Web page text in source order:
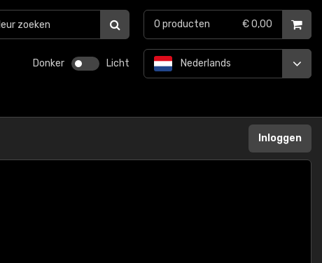
Donker Licht Nederlands
0 producten € 0,00
Inloggen